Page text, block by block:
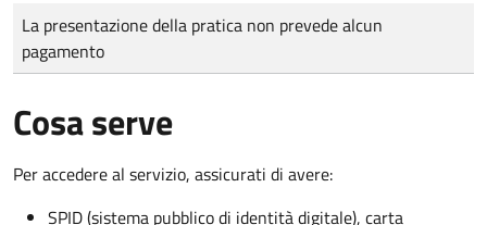
Tipo di pagamento
Importo
La presentazione della pratica non prevede alcun
pagamento
Cosa serve
Per accedere al servizio, assicurati di avere:
SPID (sistema pubblico di identità digitale), carta